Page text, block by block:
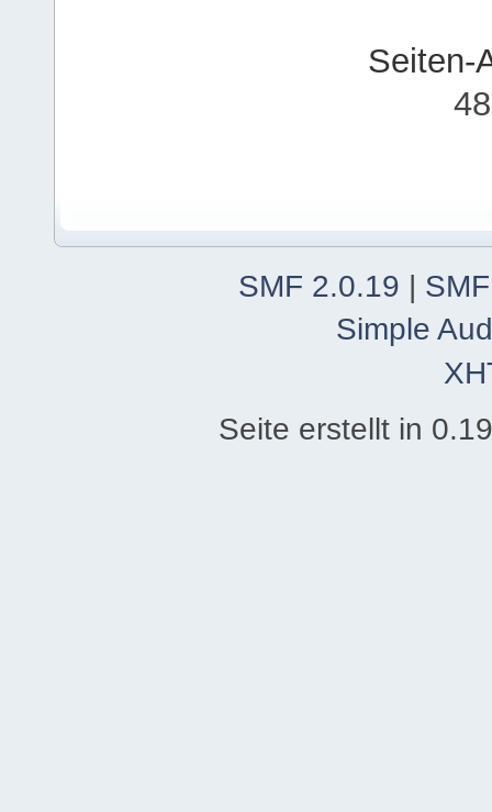
Seiten-
SMF 2.0.19
Simple
Seite erstellt in